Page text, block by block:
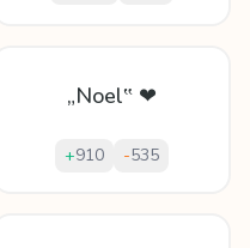
„Noel‟ ❤
+910 -535